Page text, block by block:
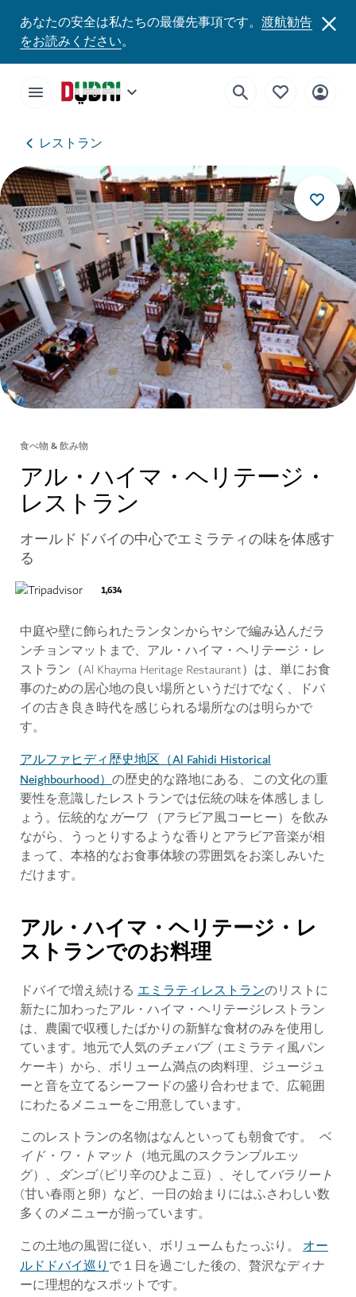
あなたの安全は私たちの最優先事項です。 渡航勧告
をお読みください。
レストラン
食べ物 & 飲み物
アル・ハイマ・ヘリテージ・
レストラン
オールドドバイの中心でエミラティの味を体感す
る
1,634
中庭や壁に飾られたランタンからヤシで編み込んだラ
ンチョンマットまで、アル・ハイマ・ヘリテージ・レ
ストラン（Al Khayma Heritage Restaurant）は、単にお食
事のための居心地の良い場所というだけでなく、ドバ
イの古き良き時代を感じられる場所なのは明らかで
す。
アルファヒディ歴史地区（Al Fahidi Historical
Neighbourhood）の歴史的な路地にある、この文化の重
要性を意識したレストランでは伝統の味を体感しまし
ょう。伝統的なガーワ （アラビア風コーヒー）を飲み
ながら、うっとりするような香りとアラビア音楽が相
まって、本格的なお食事体験の雰囲気をお楽しみいた
だけます。
アル・ハイマ・ヘリテージ・レ
ストランでのお料理
ドバイで増え続ける エミラティレストランのリストに
新たに加わったアル・ハイマ・ヘリテージレストラン
は、農園で収穫したばかりの新鮮な食材のみを使用し
ています。地元で人気のチェバブ（エミラティ風パン
ケーキ）から、ボリューム満点の肉料理、ジュージュ
ーと音を立てるシーフードの盛り合わせまで、広範囲
にわたるメニューをご用意しています。
このレストランの名物はなんといっても朝食です。 ベ
イド・ワ・トマット （地元風のスクランブルエッ
グ）、 ダンゴ(ピリ辛のひよこ豆）、そしてバラリート
(甘い春雨と卵）など、一日の始まりにはふさわしい数
多くのメニューが揃っています。
この土地の風習に従い、ボリュームもたっぷり。 オー
ルドドバイ巡りで１日を過ごした後の、贅沢なディナ
ーに理想的なスポットです。